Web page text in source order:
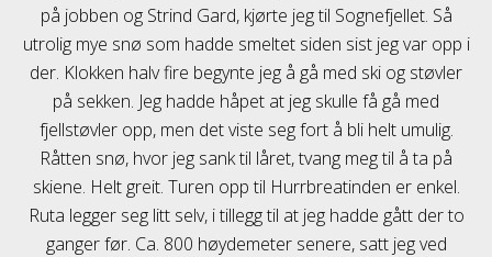
på jobben og Strind Gard, kjørte jeg til Sognefjellet. Så
utrolig mye snø som hadde smeltet siden sist jeg var opp i
der. Klokken halv fire begynte jeg å gå med ski og støvler
på sekken. Jeg hadde håpet at jeg skulle få gå med
fjellstøvler opp, men det viste seg fort å bli helt umulig.
Råtten snø, hvor jeg sank til låret, tvang meg til å ta på
skiene. Helt greit. Turen opp til Hurrbreatinden er enkel.
Ruta legger seg litt selv, i tillegg til at jeg hadde gått der to
ganger før. Ca. 800 høydemeter senere, satt jeg ved